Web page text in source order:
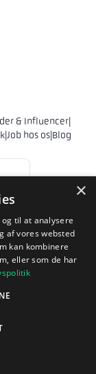
& Influencer|
|Job hos os|Blog
(CVR-nr.
og EU's
×
til at analysere
af vores websted
kan kombinere
eller som de har